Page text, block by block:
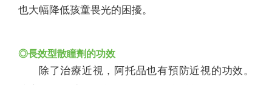
也大幅降低孩童畏光的困擾。
◎長效型散瞳劑的功效
除了治療近視，阿托品也有預防近視的功效。